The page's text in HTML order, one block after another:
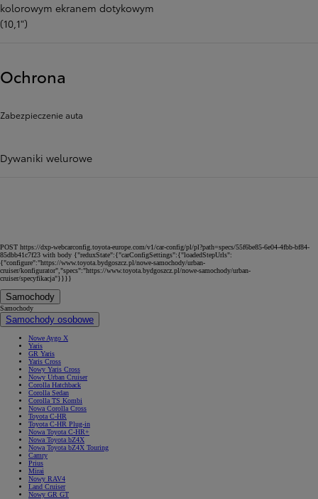
kolorowym ekranem dotykowym
(10,1")
Ochrona
Zabezpieczenie auta
Dywaniki welurowe
POST https://dxp-webcarconfig.toyota-europe.com/v1/car-config/pl/pl?path=specs/55f6be85-6e04-4fbb-bf84-
85dbb41c7f23 with body {"reduxState":{"carConfigSettings":{"loadedStepUrls":
{"configure":"https://www.toyota.bydgoszcz.pl/nowe-samochody/urban-
cruiser/konfigurator","specs":"https://www.toyota.bydgoszcz.pl/nowe-samochody/urban-
cruiser/specyfikacja"}}}}
Samochody
Samochody
Samochody osobowe
Nowe Aygo X
Yaris
GR Yaris
Yaris Cross
Nowy Yaris Cross
Nowy Urban Cruiser
Corolla Hatchback
Corolla Sedan
Corolla TS Kombi
Nowa Corolla Cross
Toyota C-HR
Toyota C-HR Plug-in
Nowa Toyota C-HR+
Nowa Toyota bZ4X
Nowa Toyota bZ4X Touring
Camry
Prius
Mirai
Nowy RAV4
Land Cruiser
Nowy GR GT